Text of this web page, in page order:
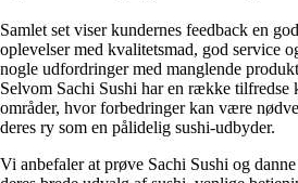
Samlet set viser kundernes feedback en
oplevelser med kvalitetsmad, god service
nogle udfordringer med manglende
Selvom Sachi Sushi har en række tilfredse
områder, hvor forbedringer kan være
deres ry som en pålidelig sushi-udbyder.
Vi anbefaler at prøve Sachi Sushi og